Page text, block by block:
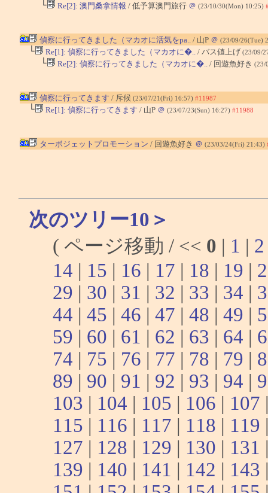
└ Re[2]: 澳門桑拿情報 / 低予算澳門旅行 ＠ (23/10/30(Mon) 10:25)
偵察に行ってきました（マカオに活気をpa../ 山P ＠ (23/09/26(Tue)
└ Re[1]: 偵察に行ってきました（マカオに�../ バス値上げ (23/09/
└ Re[2]: 偵察に行ってきました（マカオに�../ 回遊魚好き (23/
偵察に行ってきます / 斥候 (23/07/21(Fri) 16:57) #11987
└ Re[1]: 偵察に行ってきます / 山P ＠ (23/07/23(Sun) 16:27) #11988
ターボジェットプロモーション / 回遊魚好き ＠ (23/03/24(Fri) 21:43)
次のツリー10＞
( ページ移動 / << 0 | 1 | 2
14 | 15 | 16 | 17 | 18 | 19 |
29 | 30 | 31 | 32 | 33 | 34 |
44 | 45 | 46 | 47 | 48 | 49 |
59 | 60 | 61 | 62 | 63 | 64 |
74 | 75 | 76 | 77 | 78 | 79 |
89 | 90 | 91 | 92 | 93 | 94 |
103 | 104 | 105 | 106 | 107
115 | 116 | 117 | 118 | 119
127 | 128 | 129 | 130 | 131
139 | 140 | 141 | 142 | 143